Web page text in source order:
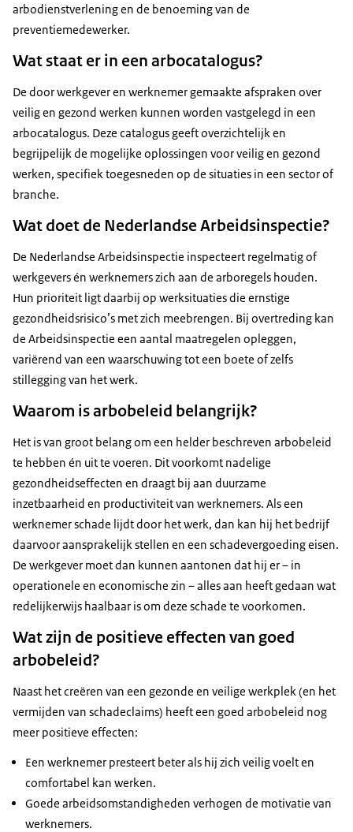
arbodienstverlening en de benoeming van de
preventiemedewerker.
Wat staat er in een arbocatalogus?
De door werkgever en werknemer gemaakte afspraken over
veilig en gezond werken kunnen worden vastgelegd in een
arbocatalogus. Deze catalogus geeft overzichtelijk en
begrijpelijk de mogelijke oplossingen voor veilig en gezond
werken, specifiek toegesneden op de situaties in een sector of
branche.
Wat doet de Nederlandse Arbeidsinspectie?
De Nederlandse Arbeidsinspectie inspecteert regelmatig of
werkgevers én werknemers zich aan de arboregels houden.
Hun prioriteit ligt daarbij op werksituaties die ernstige
gezondheidsrisico’s met zich meebrengen. Bij overtreding kan
de Arbeidsinspectie een aantal maatregelen opleggen,
variërend van een waarschuwing tot een boete of zelfs
stillegging van het werk.
Waarom is arbobeleid belangrijk?
Het is van groot belang om een helder beschreven arbobeleid
te hebben én uit te voeren. Dit voorkomt nadelige
gezondheidseffecten en draagt bij aan duurzame
inzetbaarheid en productiviteit van werknemers. Als een
werknemer schade lijdt door het werk, dan kan hij het bedrijf
daarvoor aansprakelijk stellen en een schadevergoeding eisen.
De werkgever moet dan kunnen aantonen dat hij er – in
operationele en economische zin – alles aan heeft gedaan wat
redelijkerwijs haalbaar is om deze schade te voorkomen.
Wat zijn de positieve effecten van goed
arbobeleid?
Naast het creëren van een gezonde en veilige werkplek (en het
vermijden van schadeclaims) heeft een goed arbobeleid nog
meer positieve effecten:
Een werknemer presteert beter als hij zich veilig voelt en
comfortabel kan werken.
Goede arbeidsomstandigheden verhogen de motivatie van
werknemers.